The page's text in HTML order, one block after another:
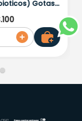
Gotas
.100